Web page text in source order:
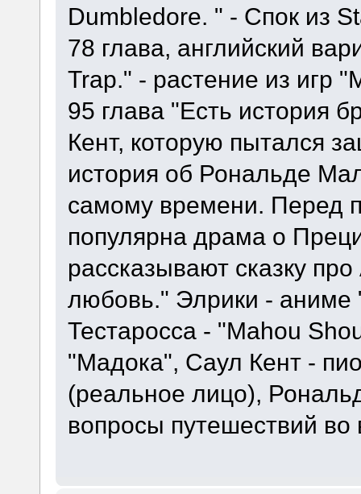
Dumbledore. " - Спок из
78 глава, английский
Trap." - растение из игр
95 глава "Есть история
Кент, которую пытался
история об Рональде
самому времени. Перед
популярна драма о
рассказывают сказку
любовь." Элрики - аниме
Тестаросса - "Mahou
"Мадока", Саул Кент -
(реальное лицо),
вопросы путешествий